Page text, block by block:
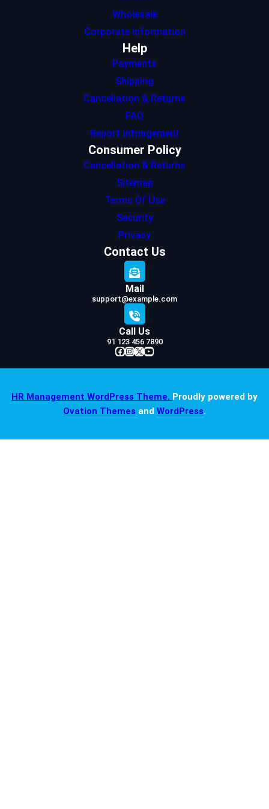
Wholesale
Corporate Information
Help
Payments
Shipping
Cancellation & Returns
FAQ
Report Infringement
Consumer Policy
Cancellation & Returns
Sitemap
Terms Of Use
Security
Privacy
Contact Us
Mail
support@example.com
Call Us
91 123 456 7890
Facebook InstagramX YouTube
HR Management WordPress Theme. Proudly powered by
Ovation Themes and WordPress.